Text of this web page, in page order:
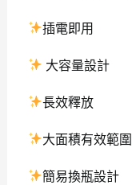
插電即用
大容量設計
長效釋放
大面積有效範圍
簡易換瓶設計